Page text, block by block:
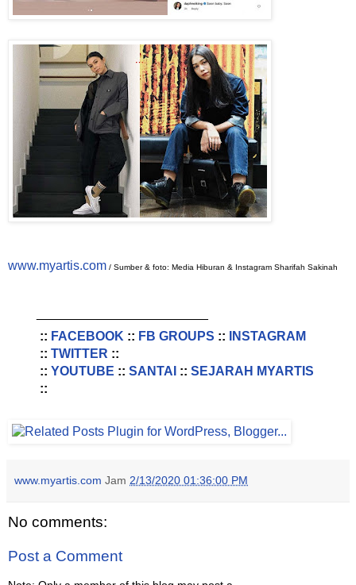
www.myartis.com / Sumber & foto: Media Hiburan & Instagram Sharifah Sakinah
:: FACEBOOK :: FB GROUPS ::
INSTAGRAM
:: TWITTER ::
:: YOUTUBE :: SANTAI :: SEJARAH MYARTIS
::
www.myartis.com Jam 2/13/2020 01:36:00 PM
No comments:
Post a Comment